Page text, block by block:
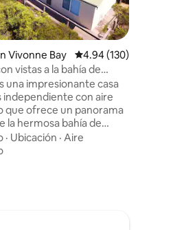
5, 317 reseñas
Vivonne Bay Calificación promedio:
4.94 (130)
vistas a la bahía de
una impresionante casa
independiente con aire
que ofrece un panorama
la hermosa bahía de
aclamada playa a solo un
pie. La decoración es
ambiente luminoso y
dos dormitorios tamaño
· Ubicación · Aire